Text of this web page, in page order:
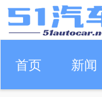
首页 新闻